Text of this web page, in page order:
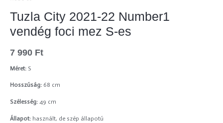
Tuzla City 2021-22 Number1
vendég foci mez S-es
7 990 Ft
Méret: S
Hosszúság: 68 cm
Szélesség: 49 cm
Állapot: használt, de szép állapotú